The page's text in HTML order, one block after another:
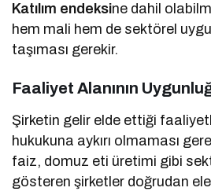
Katılım endeksine dahil
hem mali hem de sektörel
taşıması gerekir.
Faaliyet Alanının
Şirketin gelir elde ettiği
hukukuna aykırı olmaması
faiz, domuz eti üretimi gibi
gösteren şirketler doğrudan